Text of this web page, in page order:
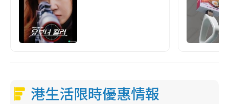
港生活限時優惠情報